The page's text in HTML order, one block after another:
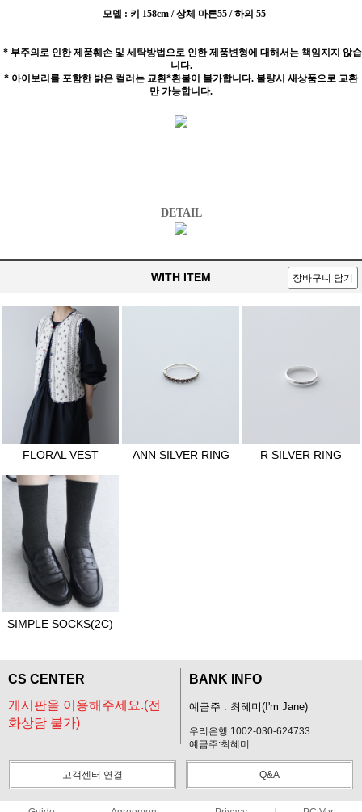
- 모델 : 키 158cm / 상체 마른55 / 하의 55
* 부주의로 인한 제품훼손 및 세탁방법으로 인한 제품변형에 대해서는 책임지지 않습
니다.
* 아이보리를 포함한 밝은 컬러는 교환*환불이 불가합니다. 불량시 새상품으로 교환
만 가능합니다.
DETAIL
WITH ITEM 장바구니 담기
FLORAL VEST ANN SILVER RING R SILVER RING
SIMPLE SOCKS(2C)
CS CENTER
게시판을 이용해주세요.(전
화상담 불가)
BANK INFO
예금주 : 최혜미(I'm Jane)
우리은행 1002-030-624733
예금주:최혜미
고객센터 연결 Q&A